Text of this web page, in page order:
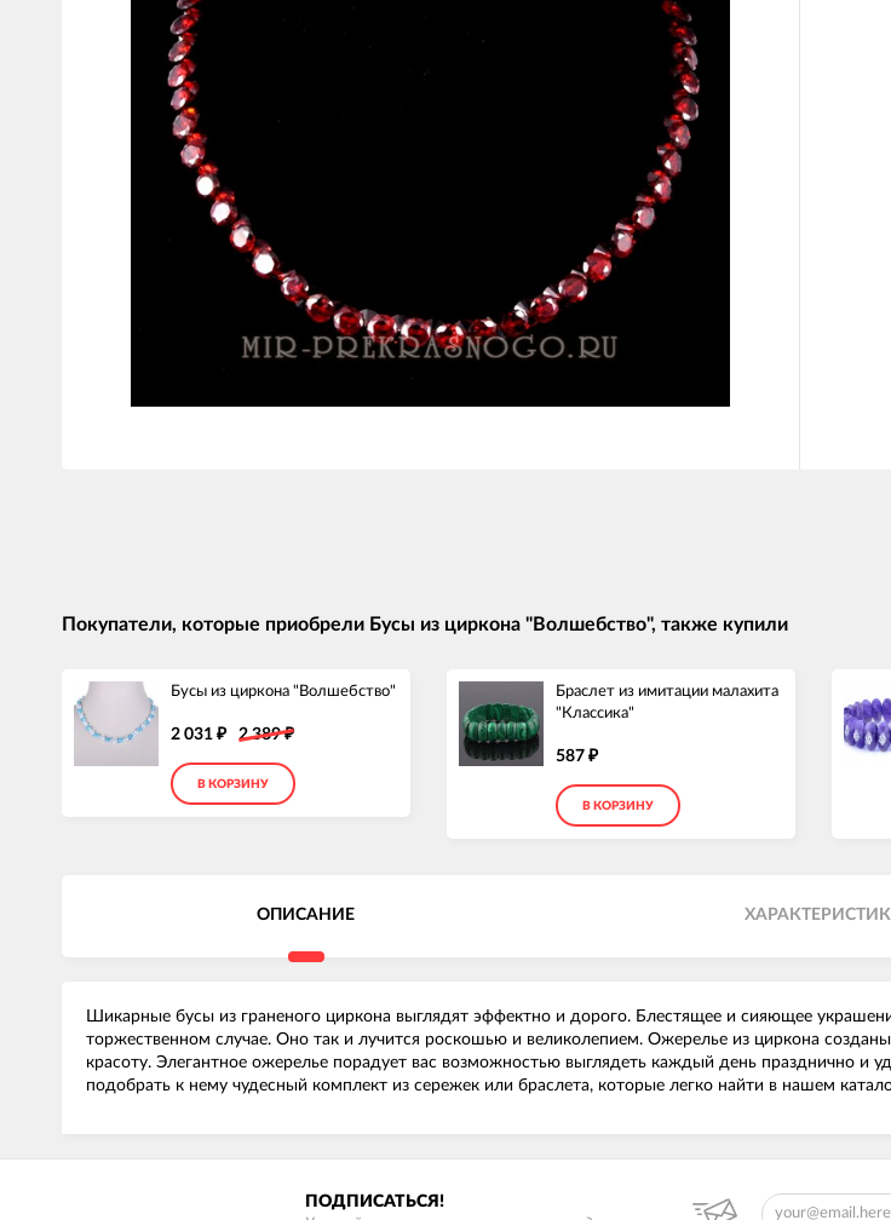
Покупатели, которые приобрели Бусы из циркона "Волшебство", также купили
Бусы из циркона "Волшебство"
2 031 ₽ 2 389₽
В КОРЗИНУ
Браслет из имитации малахита
"Классика"
587 ₽
В КОРЗИНУ
ОПИСАНИЕ
Шикарные бусы из граненого циркона выглядят эффектно и дорого. Блестящее и сияющее
торжественном случае. Оно так и лучится роскошью и великолепием. Ожерелье из циркона
красоту. Элегантное ожерелье порадует вас возможностью выглядеть каждый день празднично и
подобрать к нему чудесный комплект из сережек или браслета, которые легко найти в нашем
ПОДПИСАТЬСЯ!